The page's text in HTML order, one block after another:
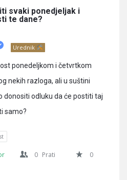
svaki ponedjeljak i
te dane?
Urednik
ponedeljkom i četvrtkom
nekih razloga, ali u suštini
donositi odluku da će postiti taj
samo?
0 Prati
0